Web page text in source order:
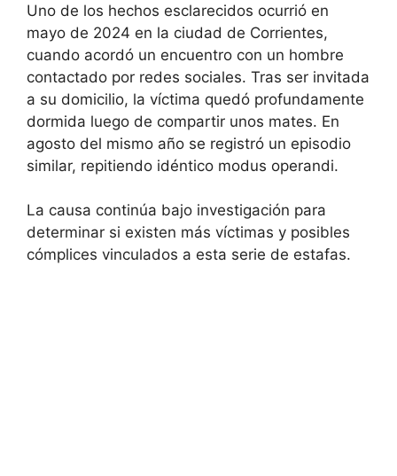
Uno de los hechos esclarecidos ocurrió en
mayo de 2024 en la ciudad de Corrientes,
cuando acordó un encuentro con un hombre
contactado por redes sociales. Tras ser invitada
a su domicilio, la víctima quedó profundamente
dormida luego de compartir unos mates. En
agosto del mismo año se registró un episodio
similar, repitiendo idéntico modus operandi.
La causa continúa bajo investigación para
determinar si existen más víctimas y posibles
cómplices vinculados a esta serie de estafas.